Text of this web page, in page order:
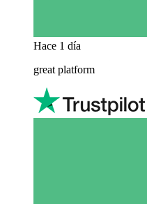
Hace 1 día
great platform